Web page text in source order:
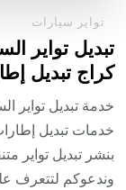
تواير سيارات
كراج تبديل
خدمة تبديل تواير
خدمات تبديل
بنشر تبديل تواير
وندعوكم لتتعرف